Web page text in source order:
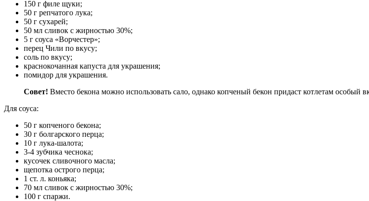
150 г филе щуки;
50 г репчатого лука;
50 г сухарей;
50 мл сливок с жирностью 30%;
5 г соуса «Ворчестер»;
перец Чили по вкусу;
соль по вкусу;
краснокочанная капуста для украшения;
помидор для украшения.
Совет! Вместо бекона можно использовать сало, однако копченый бекон придаст котлетам особый
Для соуса:
50 г копченого бекона;
30 г болгарского перца;
10 г лука-шалота;
3-4 зубчика чеснока;
кусочек сливочного масла;
щепотка острого перца;
1 ст. л. коньяка;
70 мл сливок с жирностью 30%;
100 г спаржи.